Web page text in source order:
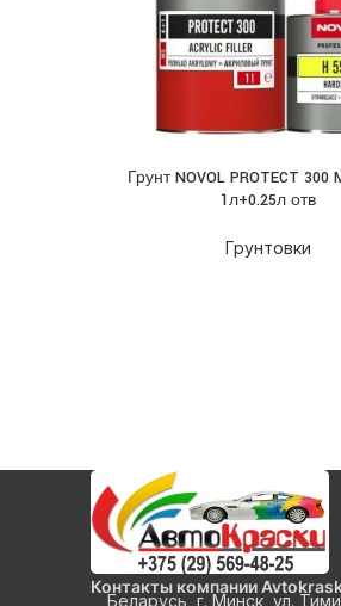
ПОДРОБНЕЕ
Грунт NOVOL PROTECT 300
1л+0.25л отв
Грунтовки
Контакты компании
Беларусь, г. Минск, ул.